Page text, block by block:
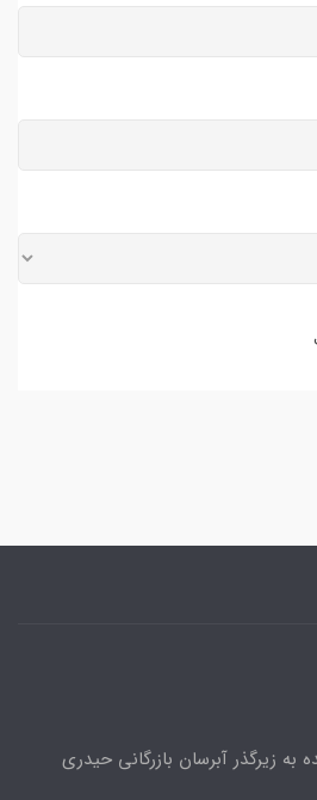
به زیرگذر آبرسان بازرگانی حیدری